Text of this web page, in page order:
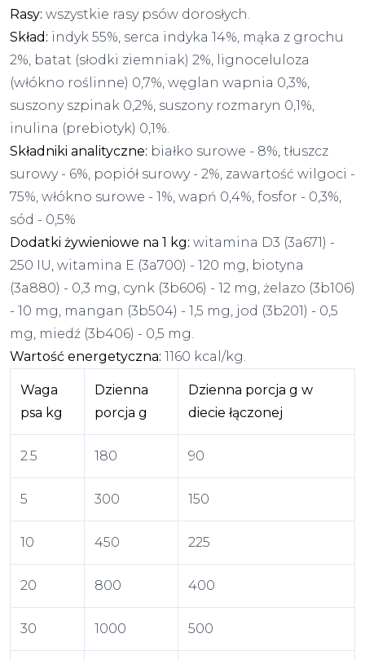
Rasy: wszystkie rasy psów dorosłych.
Skład: indyk 55%, serca indyka 14%, mąka z grochu
2%, batat (słodki ziemniak) 2%, lignoceluloza
(włókno roślinne) 0,7%, węglan wapnia 0,3%,
suszony szpinak 0,2%, suszony rozmaryn 0,1%,
inulina (prebiotyk) 0,1%.
Składniki analityczne: białko surowe - 8%, tłuszcz
surowy - 6%, popiół surowy - 2%, zawartość wilgoci -
75%, włókno surowe - 1%, wapń 0,4%, fosfor - 0,3%,
sód - 0,5%
Dodatki żywieniowe na 1 kg: witamina D3 (3a671) -
250 IU, witamina E (3a700) - 120 mg, biotyna
(3a880) - 0,3 mg, cynk (3b606) - 12 mg, żelazo (3b106)
- 10 mg, mangan (3b504) - 1,5 mg, jod (3b201) - 0,5
mg, miedź (3b406) - 0,5 mg.
Wartość energetyczna: 1160 kcal/kg.
Waga
psa kg
Dzienna
porcja g
Dzienna porcja g w
diecie łączonej
2.5 180 90
5 300 150
10 450 225
20 800 400
30 1000 500